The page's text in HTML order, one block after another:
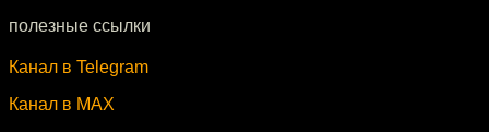
полезные ссылки
Канал в Telegram
Канал в MAX